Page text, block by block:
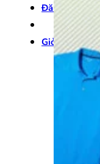
Đăng nhập
Giỏ hàng / 0